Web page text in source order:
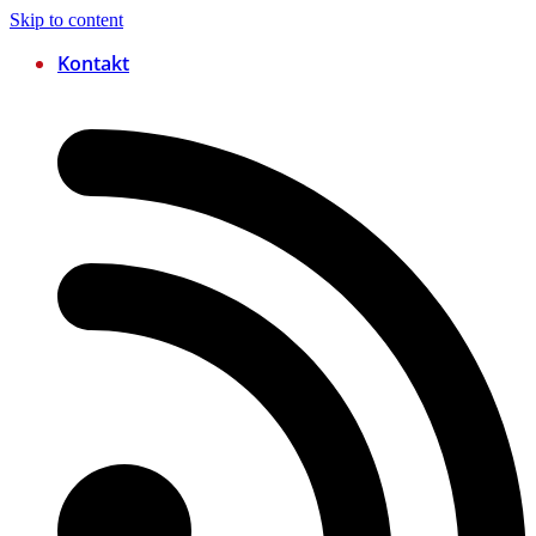
Skip to content
Kontakt